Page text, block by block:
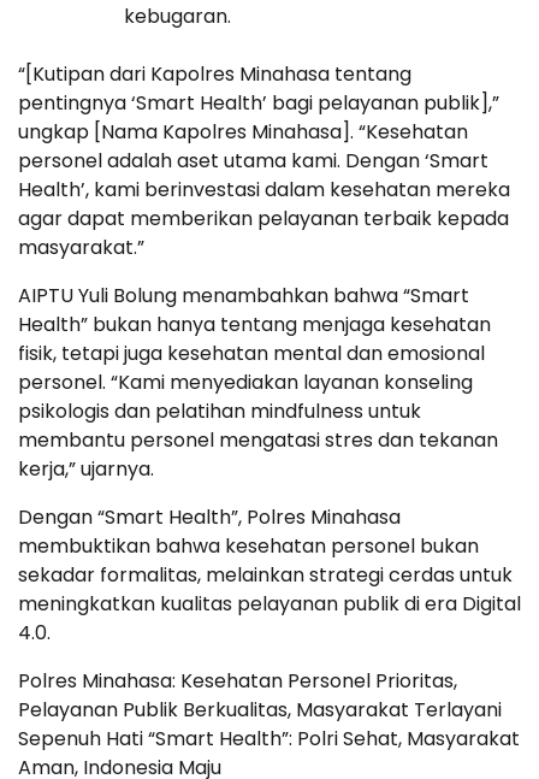
kebugaran.
“[Kutipan dari Kapolres Minahasa tentang
pentingnya ‘Smart Health’ bagi pelayanan publik],”
ungkap [Nama Kapolres Minahasa]. “Kesehatan
personel adalah aset utama kami. Dengan ‘Smart
Health’, kami berinvestasi dalam kesehatan mereka
agar dapat memberikan pelayanan terbaik kepada
masyarakat.”
AIPTU Yuli Bolung menambahkan bahwa “Smart
Health” bukan hanya tentang menjaga kesehatan
fisik, tetapi juga kesehatan mental dan emosional
personel. “Kami menyediakan layanan konseling
psikologis dan pelatihan mindfulness untuk
membantu personel mengatasi stres dan tekanan
kerja,” ujarnya.
Dengan “Smart Health”, Polres Minahasa
membuktikan bahwa kesehatan personel bukan
sekadar formalitas, melainkan strategi cerdas untuk
meningkatkan kualitas pelayanan publik di era Digital
4.0.
Polres Minahasa: Kesehatan Personel Prioritas,
Pelayanan Publik Berkualitas, Masyarakat Terlayani
Sepenuh Hati “Smart Health”: Polri Sehat, Masyarakat
Aman, Indonesia Maju